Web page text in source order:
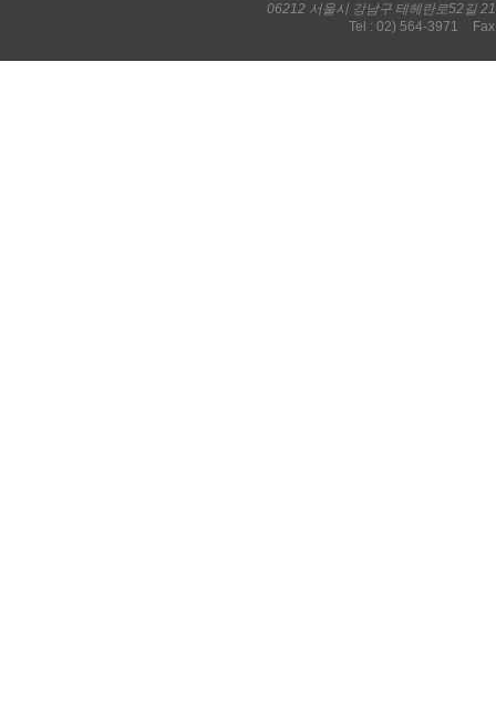
06212 서울시 강남구 테헤란로52길
Tel : 02) 564-3971